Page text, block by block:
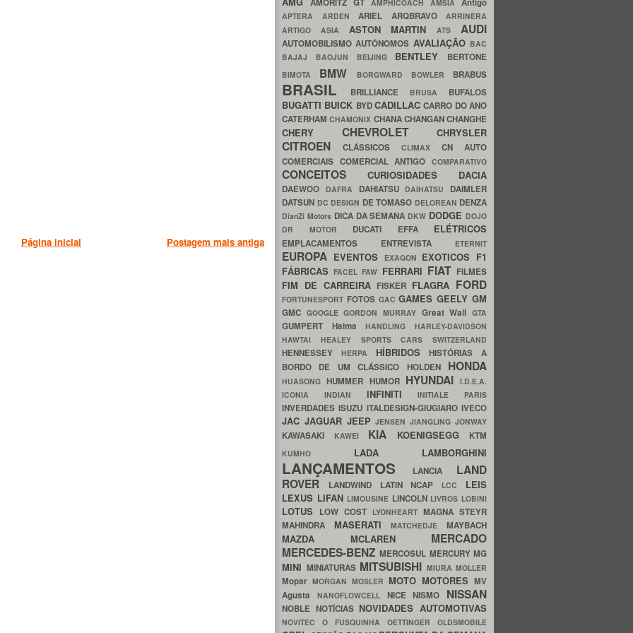
Postagem mais antiga
Página inicial
AMORITZ GT AMPHICOACH AMSIA Antigo
APTERA ARDEN ARIEL ARQBRAVO ARRINERA
ARTIGO ASIA ASTON MARTINATS AUDI
AUTOMOBILISMOAUTÔNOMOS AVALIAÇÃO BAC
BAJAJ BAOJUN BEIJING BENTLEY BERTONE
BIMOTA BMW BORGWARD BOWLER BRABUS
BRASIL BRILLIANCE BRUSA BUFALOS
BUGATTI BUICK BYDCADILLACCARRO DO ANO
CATERHAMCHAMONIX CHANACHANGANCHANGHE
CHERY CHEVROLET CHRYSLER
CITROEN CLÁSSICOS CLIMAX CN AUTO
COMERCIAIS COMERCIAL ANTIGOCOMPARATIVO
CONCEITOS CURIOSIDADES DACIA
DAEWOO DAFRA DAHIATSU DAIHATSU DAIMLER
DATSUN DC DESIGN DE TOMASO DELOREAN DENZA
DianZi Motors DICA DA SEMANA DKW DODGE DOJO
DR MOTOR DUCATI EFFA ELÉTRICOS
EMPLACAMENTOS ENTREVISTA ETERNIT
EUROPA EVENTOS EXAGON EXOTICOS F1
FÁBRICASFACELFAW FERRARI FIAT FILMES
FIM DE CARREIRA FISKER FLAGRA FORD
FORTUNESPORT FOTOS GACGAMESGEELYGM
GMC GOOGLEGORDON MURRAY Great WallGTA
GUMPERT HaimaHANDLINGHARLEY-DAVIDSON
HAWTAI HEALEY SPORTS CARS SWITZERLAND
HENNESSEY HERPA HÍBRIDOSHISTÓRIAS A
BORDO DE UM CLÁSSICO HOLDEN HONDA
HUASONGHUMMER HUMOR HYUNDAI I.D.E.A.
ICONIA INDIAN INFINITIINITIALE PARIS
INVERDADESISUZU ITALDESIGN-GIUGIAROIVECO
JAC JAGUAR JEEPJENSENJIANGLINGJONWAY
KAWASAKI KAWEI KIA KOENIGSEGG KTM
KUMHO LADA LAMBORGHINI
LANÇAMENTOS LANCIA LAND
ROVER
LANDWIND LATIN NCAP LCC LEIS
LEXUS LIFAN LIMOUSINE LINCOLN LIVROS LOBINI
LOTUS LOW COST LYONHEART MAGNA STEYR
MAHINDRA MASERATIMATCHEDJEMAYBACH
MAZDA MCLAREN MERCADO
MERCEDES-BENZMERCOSUL MERCURYMG
MINI MINIATURAS MITSUBISHI MIURA MOLLER
Mopar MORGAN MOSLER MOTO MOTORES MV
Agusta NANOFLOWCELL NICENISMO NISSAN
NOBLE NOTÍCIAS NOVIDADES AUTOMOTIVAS
NOVITEC O FUSQUINHA OETTINGER OLDSMOBILE